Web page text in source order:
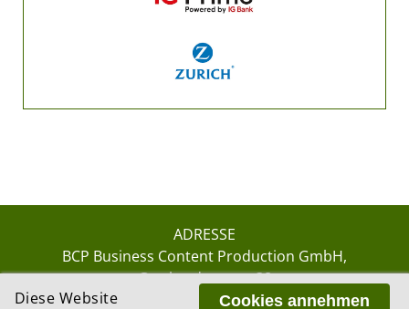
ADRESSE
BCP Business Content Production GmbH
Gotthardstrasse 38
8002 ZürichCookies annehmen
Diese Website